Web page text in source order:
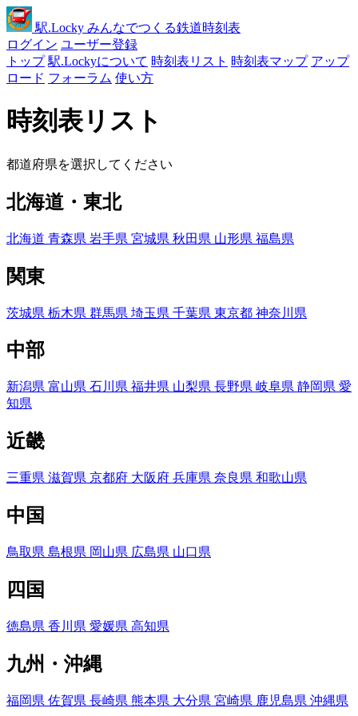
駅.Locky みんなでつくる鉄道時刻表
ログイン ユーザー登録
トップ 駅.Lockyについて 時刻表リスト 時刻表マップ アップ
ロード フォーラム 使い方
時刻表リスト
都道府県を選択してください
北海道・東北
北海道 青森県 岩手県 宮城県 秋田県 山形県 福島県
関東
茨城県 栃木県 群馬県 埼玉県 千葉県 東京都 神奈川県
中部
新潟県 富山県 石川県 福井県 山梨県 長野県 岐阜県 静岡県 愛
知県
近畿
三重県 滋賀県 京都府 大阪府 兵庫県 奈良県 和歌山県
中国
鳥取県 島根県 岡山県 広島県 山口県
四国
徳島県 香川県 愛媛県 高知県
九州・沖縄
福岡県 佐賀県 長崎県 熊本県 大分県 宮崎県 鹿児島県 沖縄県